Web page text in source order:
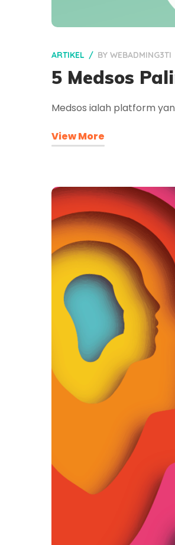
ARTIKEL BY WEBADMING3TI
5 Medsos
Medsos ialah platform
View More